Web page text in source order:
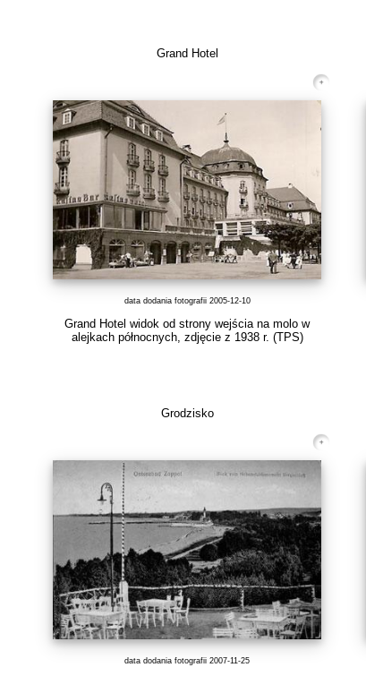
Grand Hotel
data dodania fotografii 2005-12-10
Grand Hotel widok od strony wejścia na molo w
alejkach północnych, zdjęcie z 1938 r. (TPS)
Grodzisko
data dodania fotografii 2007-11-25